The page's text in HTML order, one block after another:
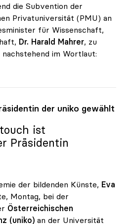
die Subvention der
Privatuniversität (PMU) an
für Wissenschaft,
Dr. Harald Mahrer, zu
im Wortlaut:
an
der uniko gewählt
ist
Präsidentin
der bildenden Künste, Eva
Montag, bei der
Österreichischen
(uniko) an der Universität